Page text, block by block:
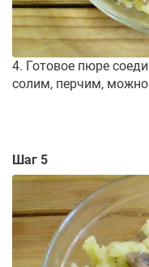
4. Готовое пюре
солим, перчим, можно
Шаг 5